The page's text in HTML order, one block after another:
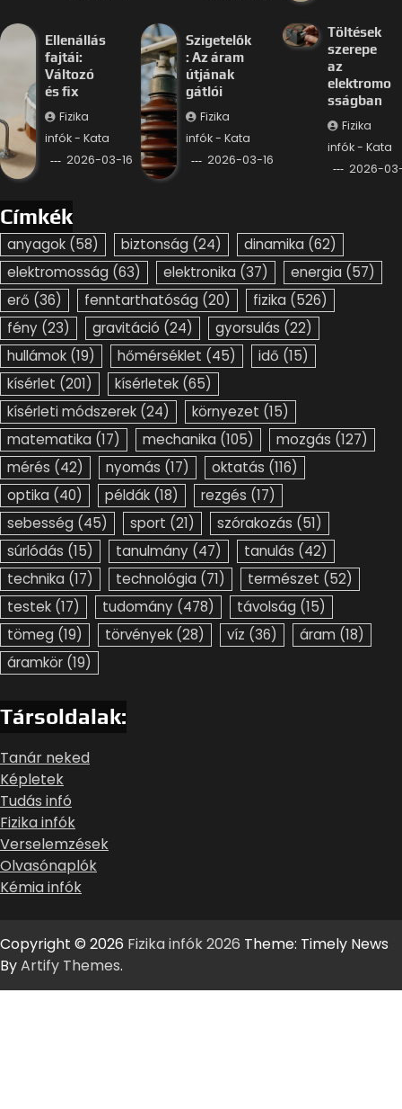
Ellenállás
fajtái:
Változó
és fix
Fizika
infók - Kata
2026-03-16
Szigetelők
: Az áram
útjának
gátlói
Fizika
infók - Kata
2026-03-16
Töltések
szerepe
az
elektromo
sságban
Fizika
infók - Kata
2026-
Címkék
anyagok (58) biztonság (24) dinamika (62)
elektromosság (63) elektronika (37) energia (57)
erő (36) fenntarthatóság (20) fizika (526)
fény (23) gravitáció (24) gyorsulás (22)
hullámok (19) hőmérséklet (45) idő (15)
kísérlet (201) kísérletek (65)
kísérleti módszerek (24) környezet (15)
matematika (17) mechanika (105) mozgás (127)
mérés (42) nyomás (17) oktatás (116)
optika (40) példák (18) rezgés (17)
sebesség (45) sport (21) szórakozás (51)
súrlódás (15) tanulmány (47) tanulás (42)
technika (17) technológia (71) természet (52)
testek (17) tudomány (478) távolság (15)
tömeg (19) törvények (28) víz (36) áram (18)
áramkör (19)
Társoldalak:
Tanár neked
Képletek
Tudás infó
Fizika infók
Verselemzések
Olvasónaplók
Kémia infók
Copyright © 2026 Fizika infók 2026 Theme: Timely News
ByArtify Themes.